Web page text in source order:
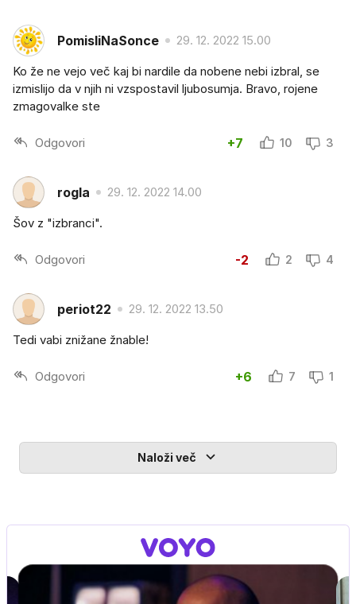
PomisliNaSonce 29. 12. 2022 15.00
Ko že ne vejo več kaj bi nardile da nobene nebi izbral, se
izmislijo da v njih ni vzspostavil ljubosumja. Bravo, rojene
zmagovalke ste
Odgovori +7 10 3
rogla 29. 12. 2022 14.00
Šov z "izbranci".
Odgovori -2 2 4
periot22 29. 12. 2022 13.50
Tedi vabi znižane žnable!
Odgovori +6 7 1
Naloži več